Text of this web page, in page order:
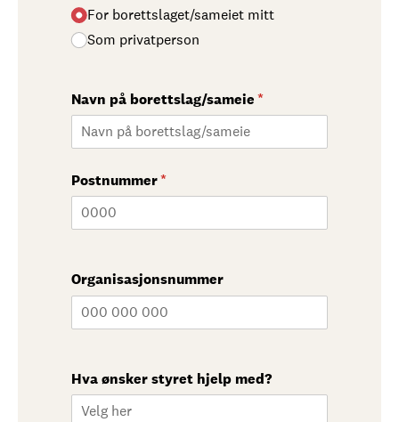
For borettslaget/​sameiet mitt
Som privatperson
Navn på borettslag/​sameie*
(nødvendig)
Postnummer*
(nødvendig)
Organisasjonsnummer
Hva ønsker styret hjelp med?